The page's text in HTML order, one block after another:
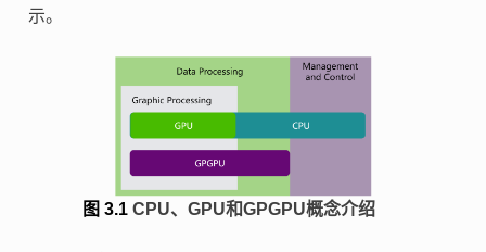
示。
图 3.1 CPU、GPU和GPGPU概念介绍